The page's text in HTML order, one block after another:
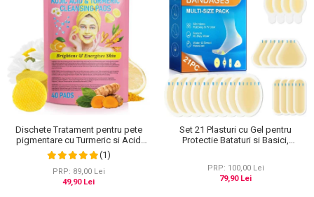
Dischete Tratament pentru pete
pigmentare cu Turmeric si Acid
kojic, Curatare in profunzime,
Aliver, 40 bucati
(1)
PRP: 89,00 Lei
49,90 Lei
Set 21 Plasturi cu Gel pentru
Protectie Bataturi si Basici,
PRP: 100,00 Lei
79,90 Lei